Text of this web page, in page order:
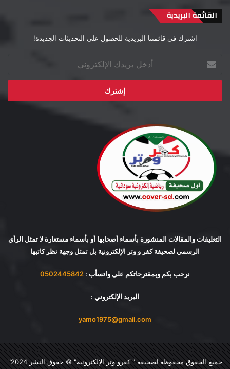
القائمة البريدية
اشترك في قائمتنا البريدية للحصول على التحديثات الجديدة!
بريدك
الإلكتروني
التعليقات والمقالات المنشورة بأسماء أصحابها أو بأسماء مستعارة لا تمثل الرأي
الرسمي لصحيفة كفر و وتر الإلكترونية بل تمثل وجهة نظر كاتبها
نرحب بكم وبمقترحاتكم على واتسأب : 0502445842
البريد الإلكتروني :
yamo1975@gmail.com
جميع الحقوق محفوظة لصحيفة "كفرو وتر الإلكترونية" © حقوق النشر 2024"